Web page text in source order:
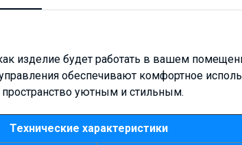
изделие будет работать в вашем
обеспечивают комфортное
пространство уютным и стильным.
Технические характеристики